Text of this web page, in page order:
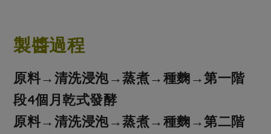
製醬過程
原料→清洗浸泡→蒸煮→種麴→第一階
段4個月乾式發酵
原料→清洗浸泡→蒸煮→種麴→第二階